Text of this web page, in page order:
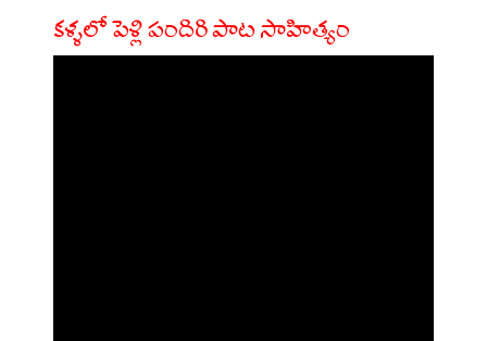
కళ్ళలో పెళ్లి పందిరి పాట సాహిత్యం